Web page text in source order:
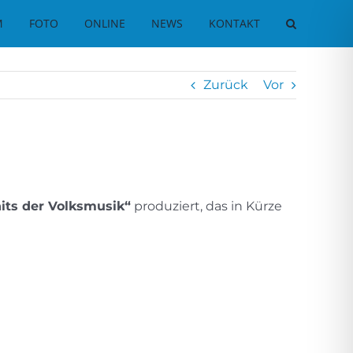
FOTO ONLINE NEWS KONTAKT
Zurück Vor
der Volksmusik“ produziert, das in Kürze